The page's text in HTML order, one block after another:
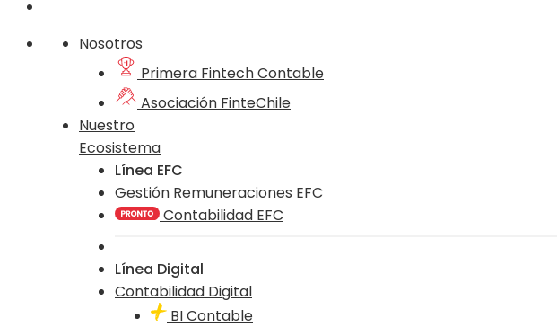
Nosotros
Primera Fintech Contable
Asociación FinteChile
Nuestro
Ecosistema
Línea EFC
Gestión Remuneraciones EFC
Contabilidad EFC
Línea Digital
Contabilidad Digital
BI Contable